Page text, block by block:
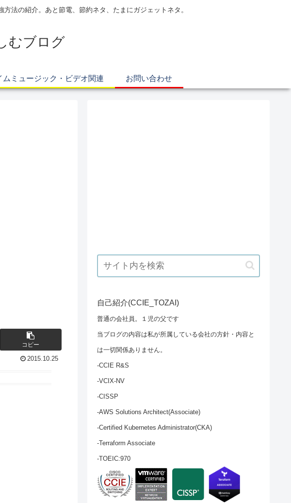
法の紹介。あと節電、節約ネタ、たまにガジェットネタ。
むブログ
ムミュージック・ビデオ関連 お問い合わせ
コピー
2015.10.25
自己紹介(CCIE_TOZAI)
普通の会社員。１児の父です
当ブログの内容は私が所属している会社の方針・内容と
は一切関係ありません。
-CCIE R&S
-VCIX-NV
-CISSP
-AWS Solutions Architect(Associate)
-Certified Kubernetes Administrator(CKA)
-Terraform Associate
-TOEIC:970